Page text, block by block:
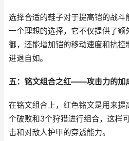
选择合适的鞋子对于提高铠的战
一个理想的选择，它不仅提供了额
御，还能增加铠的移动速度和抗控
进退自如。
五：铭文组合之红——攻击力的加
在铭文组合上，红色铭文是用来
个破败和3个狩猎进行组合，这样
击和对敌人护甲的穿透能力。